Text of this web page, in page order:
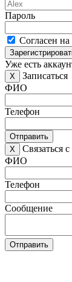
Пароль
Согласен
Уже есть
X
Записаться
ФИО
Телефон
Отправить
X
Связаться
ФИО
Телефон
Сообщение
Отправить